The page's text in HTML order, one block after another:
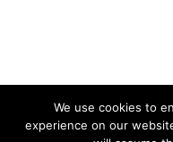
We use cookies to
experience on our